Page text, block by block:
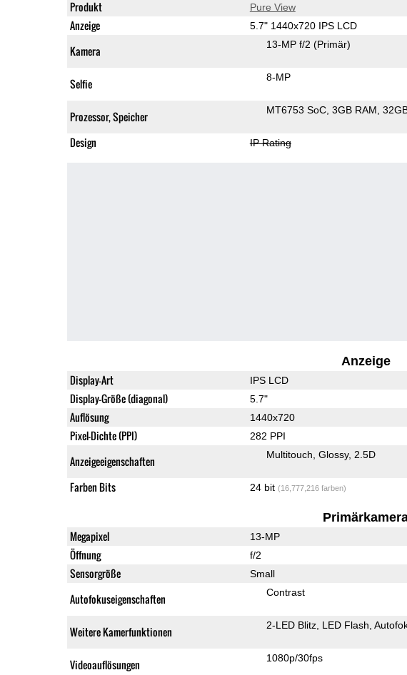
Produkt Pure View
Anzeige 5.7" 1440x720 IPS LCD
Kamera 13-MP f/2 (Primär)
Selfie 8-MP
Prozessor, Speicher MT6753 SoC 3GB RAM
Design IP Rating
Anzeige
Display-Art IPS LCD
Display-Größe (diagonal) 5.7"
Auflösung 1440x720
Pixel-Dichte (PPI) 282 PPI
Anzeigeeigenschaften Multitouch Glossy 2.5D
Farben Bits 24 bit (16,777,216 farben)
Megapixel 13-MP
Öffnung f/2
Sensorgröße Small
Autofokuseigenschaften Contrast
Weitere Kamerfunktionen 2-LED Blitz LED Flash
Videoauflösungen 1080p/30fps